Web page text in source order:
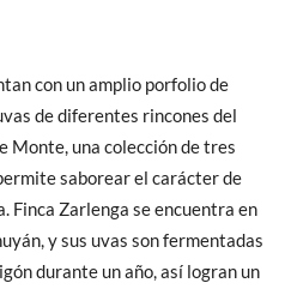
con un amplio porfolio de
de diferentes rincones del
Monte, una colección de tres
saborear el carácter de
Zarlenga se encuentra en
y sus uvas son fermentadas
durante un año, así logran un